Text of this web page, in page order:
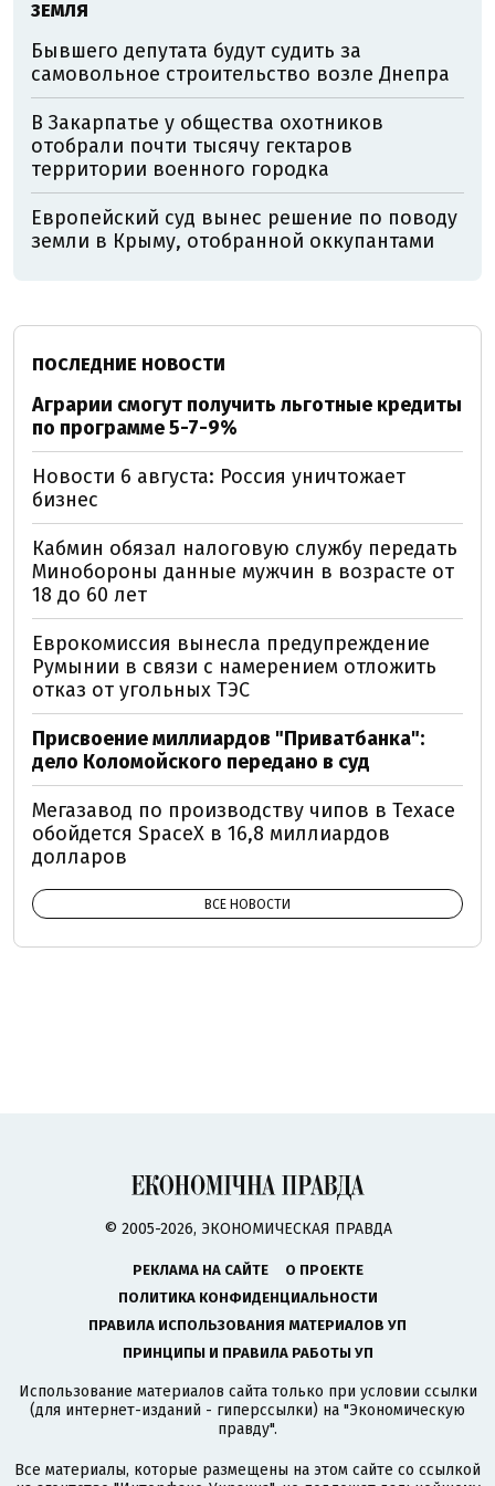
ЗЕМЛЯ
Бывшего депутата будут судить за
самовольное строительство возле Днепра
В Закарпатье у общества охотников
отобрали почти тысячу гектаров
территории военного городка
Европейский суд вынес решение по поводу
земли в Крыму, отобранной оккупантами
ПОСЛЕДНИЕ НОВОСТИ
Аграрии смогут получить льготные кредиты
по программе 5-7-9%
Новости 6 августа: Россия уничтожает
бизнес
Кабмин обязал налоговую службу передать
Минобороны данные мужчин в возрасте от
18 до 60 лет
Еврокомиссия вынесла предупреждение
Румынии в связи с намерением отложить
отказ от угольных ТЭС
Присвоение миллиардов "Приватбанка":
дело Коломойского передано в суд
Мегазавод по производству чипов в Техасе
обойдется SpaceX в 16,8 миллиардов
долларов
ВСЕ НОВОСТИ
© 2005-2026, ЭКОНОМИЧЕСКАЯ ПРАВДА
РЕКЛАМА НА САЙТЕ
О ПРОЕКТЕ
ПОЛИТИКА КОНФИДЕНЦИАЛЬНОСТИ
ПРАВИЛА ИСПОЛЬЗОВАНИЯ МАТЕРИАЛОВ УП
ПРИНЦИПЫ И ПРАВИЛА РАБОТЫ УП
Использование материалов сайта только при условии ссылки
(для интернет-изданий - гиперссылки) на "Экономическую
правду".
Все материалы, которые размещены на этом сайте со ссылкой